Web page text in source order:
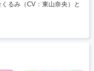
るみ（CV：東山奈央）と